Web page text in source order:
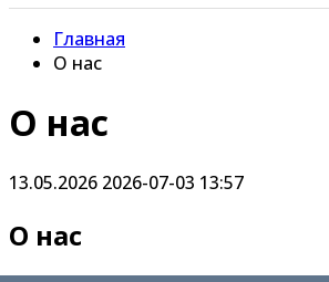
Главная
О нас
О нас
13.05.2026 2026-07-03 13:57
О нас